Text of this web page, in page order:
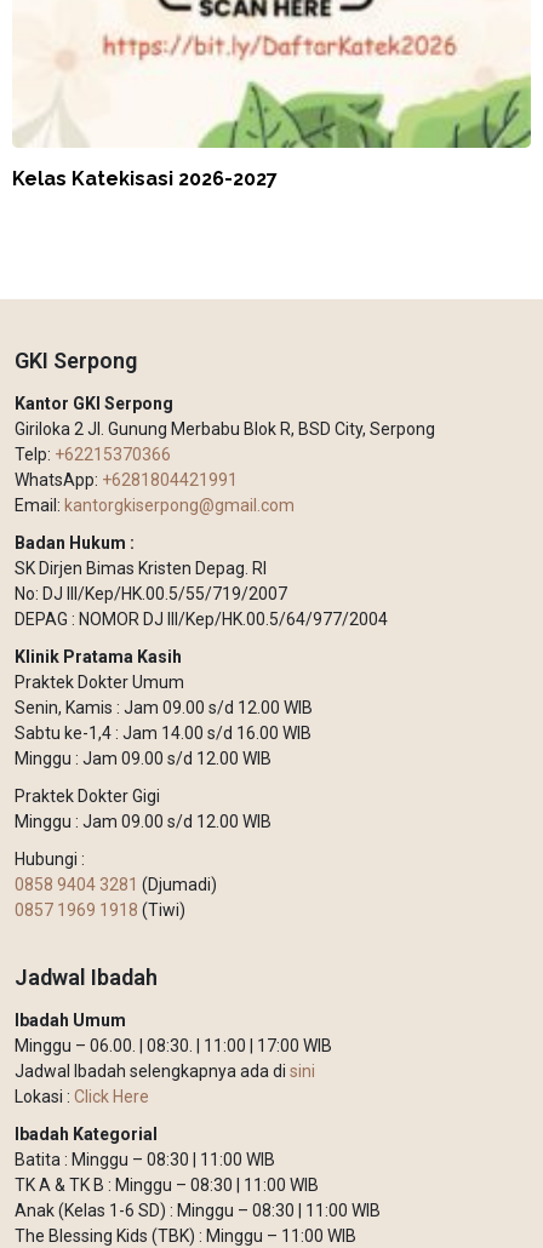
Kelas Katekisasi 2026-2027
GKI Serpong
Kantor GKI Serpong
Giriloka 2 Jl. Gunung Merbabu Blok R, BSD City, Serpong
Telp: +62215370366
WhatsApp: +6281804421991
Email: kantorgkiserpong@gmail.com
Badan Hukum :
SK Dirjen Bimas Kristen Depag. RI
No: DJ III/Kep/HK.00.5/55/719/2007
DEPAG : NOMOR DJ III/Kep/HK.00.5/64/977/2004
Klinik Pratama Kasih
Praktek Dokter Umum
Senin, Kamis : Jam 09.00 s/d 12.00 WIB
Sabtu ke-1,4 : Jam 14.00 s/d 16.00 WIB
Minggu : Jam 09.00 s/d 12.00 WIB
Praktek Dokter Gigi
Minggu : Jam 09.00 s/d 12.00 WIB
Hubungi :
0858 9404 3281 (Djumadi)
0857 1969 1918 (Tiwi)
Jadwal Ibadah
Ibadah Umum
Minggu – 06.00. | 08:30. | 11:00 | 17:00 WIB
Jadwal Ibadah selengkapnya ada di sini
Lokasi : Click Here
Ibadah Kategorial
Batita : Minggu – 08:30 | 11:00 WIB
TK A & TK B : Minggu – 08:30 | 11:00 WIB
Anak (Kelas 1-6 SD) : Minggu – 08:30 | 11:00 WIB
The Blessing Kids (TBK) : Minggu – 11:00 WIB